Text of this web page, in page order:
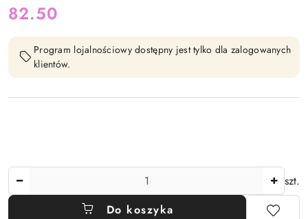
cena:
82.50
Program lojalnościowy dostępny jest tylko dla zalogowanych
klientów.
szt.
Do koszyka